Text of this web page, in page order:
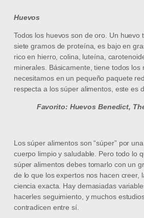
Huevos
Todos los huevos son de oro. Un huevo
siete gramos de proteína, es bajo en
rico en hierro, colina, luteína,
minerales. Básicamente, tiene todos los
necesitamos en un pequeño paquete
respecta a los súper alimentos, este es
Favorito: Huevos Benedict,
Los súper alimentos son “súper” por
cuerpo limpio y saludable. Pero todo lo
súper alimentos debes tomarlo con un
de lo que los expertos nos hacen creer,
ciencia exacta. Hay demasiadas
hacerles seguimiento, y muchos
contradicen entre sí.